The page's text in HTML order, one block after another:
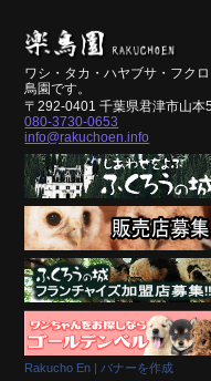
ワシ・タカ・ハヤブサ・フク
鳥園です。
〒292-0401 千葉県君津市山本
080-3730-0653
info@rakuchoen.info
Rakucho En バナーを作成